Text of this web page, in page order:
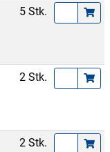
5 Stk.
2 Stk.
2 Stk.